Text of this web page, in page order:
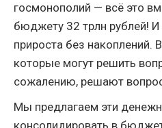
госмонополий — всё это
бюджету 32 трлн рублей! И
прироста без накоплений.
которые могут решить
сожалению, решают
Мы предлагаем эти
консолидировать в